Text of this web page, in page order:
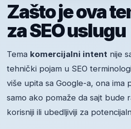
Zašto je ova
za SEO uslugu
Tema komercijalni intent nije
tehnički pojam u SEO
više upita sa Google-a, ona ima
samo ako pomaže da sajt bude
korisniji ili ubedljiviji za